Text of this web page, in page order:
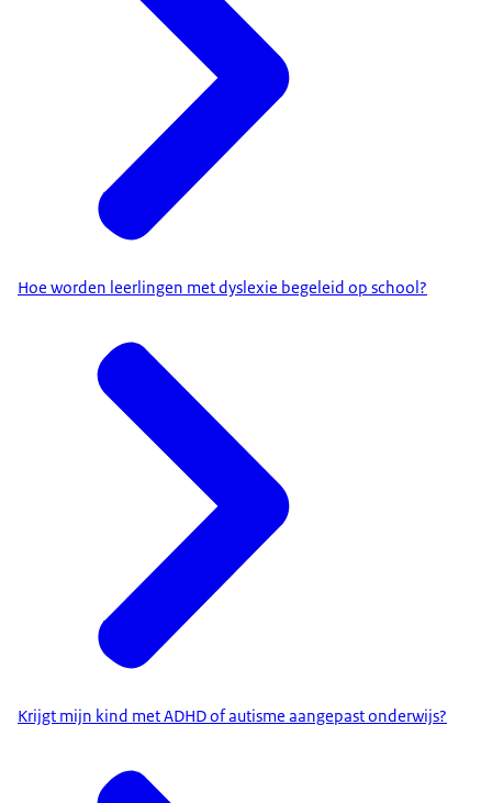
Hoe worden leerlingen met dyslexie begeleid op school?
Krijgt mijn kind met ADHD of autisme aangepast onderwijs?